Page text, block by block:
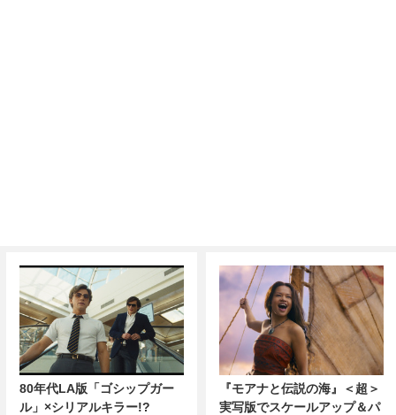
80年代LA版「ゴシップガー
ル」×シリアルキラー!?
『モアナと伝説の海』＜超＞
実写版でスケールアップ＆パ